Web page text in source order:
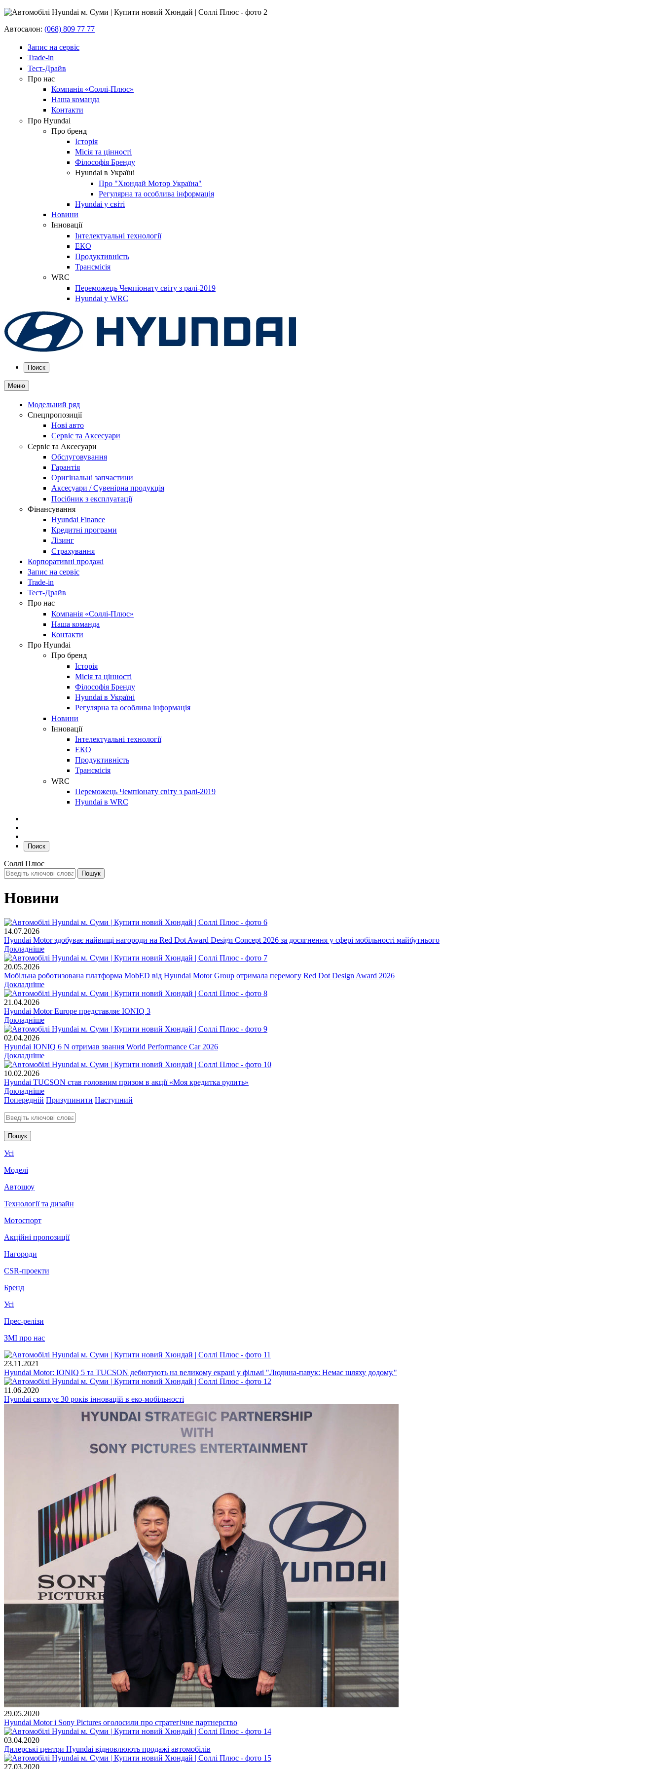
Автосалон: (068) 809 77 77
Запис на сервіс
Trade-in
Тест-Драйв
Про нас
Компанія «Соллі-Плюс»
Наша команда
Контакти
Про Hyundai
Про бренд
Історія
Місія та цінності
Філософія Бренду
Hyundai в Україні
Про "Хюндай Мотор Україна"
Регулярна та особлива інформація
Hyundai у світі
Новини
Інновації
Інтелектуальні технології
ЕКО
Продуктивність
Трансмісія
WRC
Переможець Чемпіонату світу з ралі-2019
Hyundai у WRC
Поиск
Меню
Модельний ряд
Спецпропозиції
Нові авто
Сервіс та Аксесуари
Сервіс та Аксесуари
Обслуговування
Гарантія
Оригінальні запчастини
Аксесуари / Сувенірна продукція
Посібник з експлуатації
Фінансування
Hyundai Finance
Кредитні програми
Лізинг
Страхування
Корпоративні продажі
Запис на сервіс
Trade-in
Тест-Драйв
Про нас
Компанія «Соллі-Плюс»
Наша команда
Контакти
Про Hyundai
Про бренд
Історія
Місія та цінності
Філософія Бренду
Hyundai в Україні
Регулярна та особлива інформація
Новини
Інновації
Інтелектуальні технології
ЕКО
Продуктивність
Трансмісія
WRC
Переможець Чемпіонату світу з ралі-2019
Hyundai в WRC
Поиск
Соллі Плюс
Новини
14.07.2026
Hyundai Motor здобуває найвищі нагороди на Red Dot Award Design Concept 2026 за досягнення у сфері мобільності майбутнього
Докладніше
20.05.2026
Мобільна роботизована платформа MobED від Hyundai Motor Group отримала перемогу Red Dot Design Award 2026
Докладніше
21.04.2026
Hyundai Motor Europe представляє IONIQ 3
Докладніше
02.04.2026
Hyundai IONIQ 6 N отримав звання World Performance Car 2026
Докладніше
10.02.2026
Hyundai TUCSON став головним призом в акції «Моя кредитка рулить»
Докладніше
Попередній Призупинити Наступний
Введіть ключові слова для пошуку
Усі
Моделі
Автошоу
Технології та дизайн
Мотоспорт
Акційні пропозиції
Нагороди
CSR-проекти
Бренд
Усі
Прес-релізи
ЗМІ про нас
23.11.2021
Hyundai Motor: IONIQ 5 та TUCSON дебютують на великому екрані у фільмі "Людина-павук: Немає шляху додому."
11.06.2020
Hyundai святкує 30 років інновацій в еко-мобільності
29.05.2020
Hyundai Motor і Sony Pictures оголосили про стратегічне партнерство
03.04.2020
Дилерські центри Hyundai відновлюють продажі автомобілів
27.03.2020